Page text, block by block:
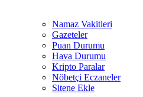
Namaz Vakitleri
Gazeteler
Puan Durumu
Hava Durumu
Kripto Paralar
Nöbetçi Eczaneler
Sitene Ekle